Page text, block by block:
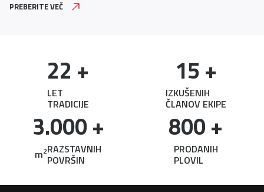
PREBERITE VEČ
LET
TRADICIJE
22 +
IZKUŠENIH
ČLANOV EKIPE
15 +
m2RAZSTAVNIH
POVRŠIN
3.000 +
PRODANIH
PLOVIL
800 +